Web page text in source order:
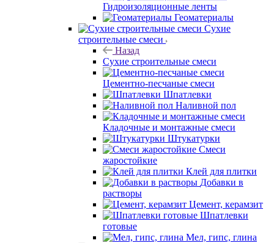
Гидроизоляционные ленты
Геоматериалы
Сухие
строительные смеси
Назад
Сухие строительные смеси
Цементно-песчаные смеси
Шпатлевки
Наливной пол
Кладочные и монтажные смеси
Штукатурки
Смеси
жаростойкие
Клей для плитки
Добавки в
растворы
Цемент, керамзит
Шпатлевки
готовые
Мел, гипс, глина